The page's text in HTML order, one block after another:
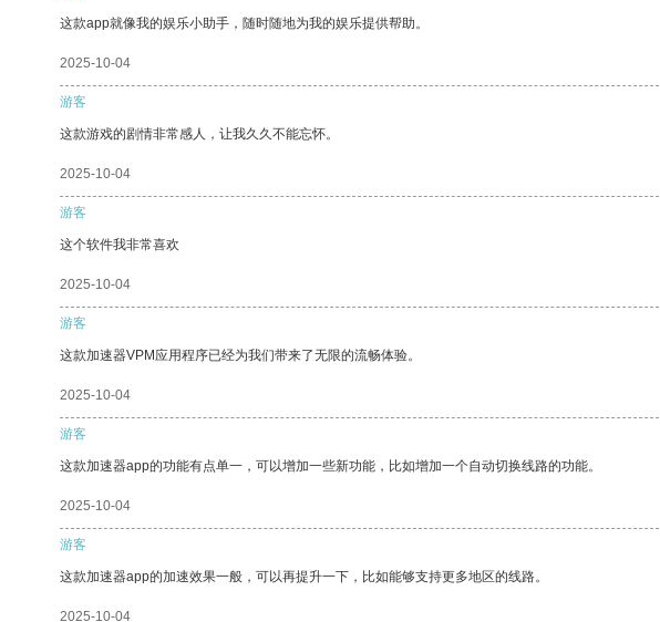
这款app就像我的娱乐小助手，随时随地为我的娱乐提供帮助。
2025-10-04
游客
这款游戏的剧情非常感人，让我久久不能忘怀。
2025-10-04
游客
这个软件我非常喜欢
2025-10-04
游客
这款加速器VPM应用程序已经为我们带来了无限的流畅体验。
2025-10-04
游客
这款加速器app的功能有点单一，可以增加一些新功能，比如增加一个自动切换线路的功能。
2025-10-04
游客
这款加速器app的加速效果一般，可以再提升一下，比如能够支持更多地区的线路。
2025-10-04